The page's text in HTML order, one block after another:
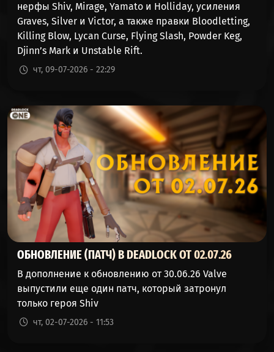
нерфы Shiv, Mirage, Yamato и Holliday, усиления
Graves, Silver и Victor, а также правки Bloodletting,
Killing Blow, Lycan Curse, Flying Slash, Powder Keg,
Djinn’s Mark и Unstable Rift.
чт, 09-07-2026 - 22:29
ОБНОВЛЕНИЕ (ПАТЧ) В DEADLOCK ОТ 02.07.26
В дополнение к обновлению от 30.06.26 Valve
выпустили еще один патч, который затронул
только героя Shiv
чт, 02-07-2026 - 11:53